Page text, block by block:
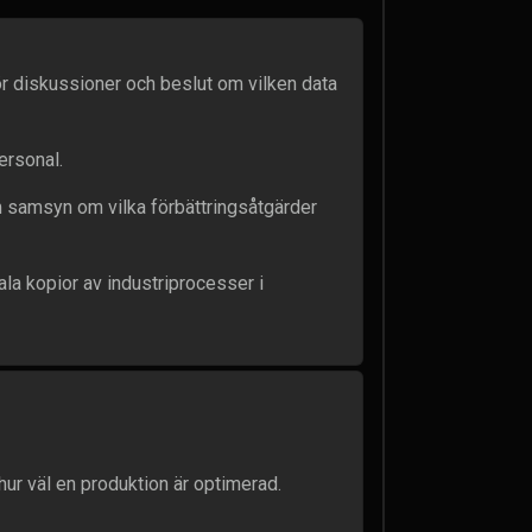
diskussioner och beslut om vilken data
om vilka förbättringsåtgärder
kopior av industriprocesser i
väl en produktion är optimerad.